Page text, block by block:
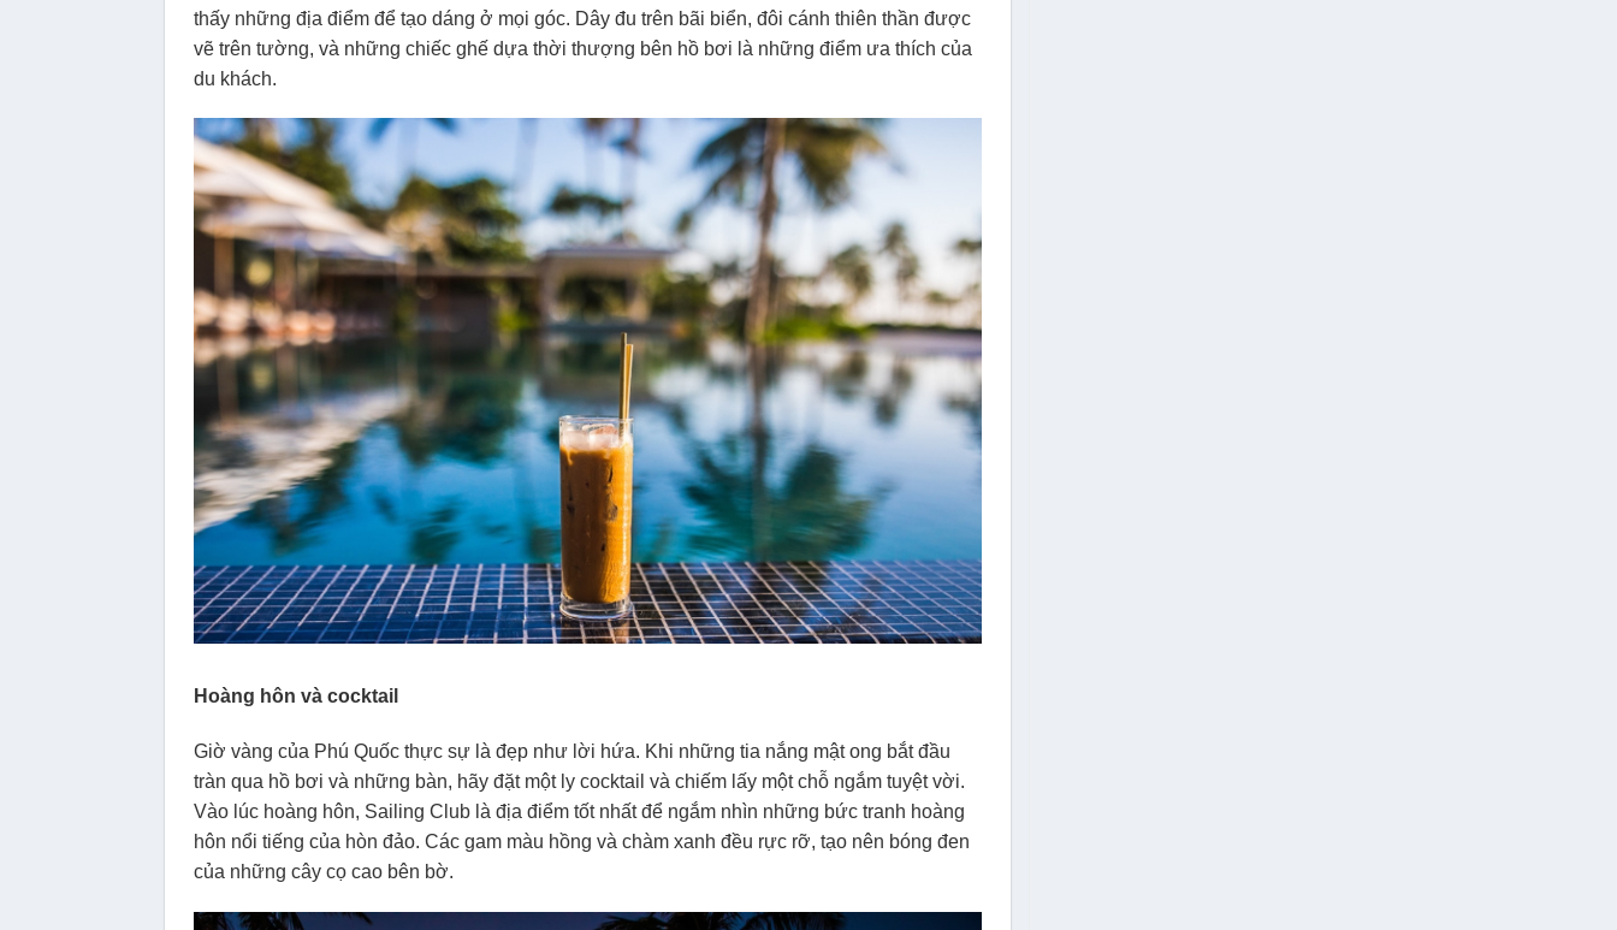
thấy những địa điểm để tạo dáng ở mọi góc. Dây đu trên bãi biển, đôi cánh thiên thần được
vẽ trên tường, và những chiếc ghế dựa thời thượng bên hồ bơi là những điểm ưa thích của
du khách.
Hoàng hôn và cocktail
Giờ vàng của Phú Quốc thực sự là đẹp như lời hứa. Khi những tia nắng mật ong bắt đầu
tràn qua hồ bơi và những bàn, hãy đặt một ly cocktail và chiếm lấy một chỗ ngắm tuyệt vời.
Vào lúc hoàng hôn, Sailing Club là địa điểm tốt nhất để ngắm nhìn những bức tranh hoàng
hôn nổi tiếng của hòn đảo. Các gam màu hồng và chàm xanh đều rực rỡ, tạo nên bóng đen
của những cây cọ cao bên bờ.